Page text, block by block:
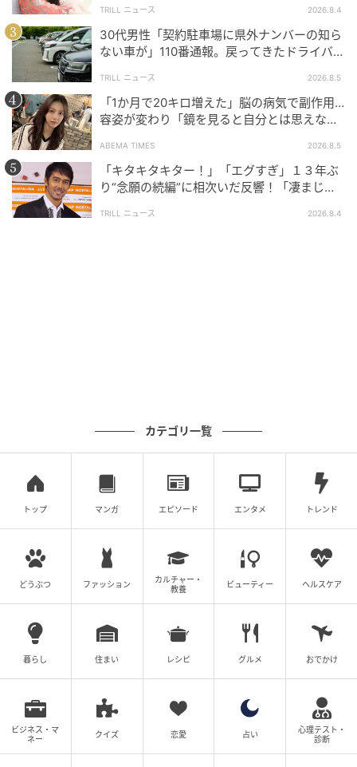
そして実は、やぎ座も冥王星も「コントロール」と深
い関わりを持つ星。そのためこの時期は、「すべてを
思い通りに進めたい」「失敗が怖くて現状維持にしが
みつきたい」という、心の奥の不安が刺激されやすく
もなります。しかし、その執着を「まぁ、いっか」と
手放せた瞬間から、外側の状況に振り回されない本当
の強さが育ち始めるのです。
◇仕事運を上げたい人は「世間体や過去の栄光」を手
放すこと
と、冥王星の「破壊と再生」のエネルギーによって、
それが通用しなくなるような出来事が起きるかもしれ
ません。
「昔はこれでうまくいったから」という執着は捨て
て、「今の自分なら、どんな新しいアプローチができ
るか？」と、仕事の進め方を根本からアップデートし
ていきましょう。
◇恋愛運を上げたい人は「これからの人生を共に歩
恋愛運を上げるカギも、やはり思い込みの手放しで
す。もし、今のパートナーと「年齢的にそろそろ」
TRILL ニュース 2026.8.4
30代男性「契約駐車場に県外ナンバーの知ら
ない車が」110番通報。戻ってきたドライバー
TRILL ニュース 2026.8.5
「1か月で20キロ増えた」脳の病気で副作用…
容姿が変わり「鏡を見ると自分とは思えなか
ABEMA TIMES 2026.8.5
「キタキタキター！」「エグすぎ」１３年ぶ
り“念願の続編”に相次いだ反響！「凄まじく
TRILL ニュース 2026.8.4
カテゴリ一覧
トップ マンガ エピソード エンタメ トレンド
どうぶつ ファッション
カルチャー・
教養
ビューティー ヘルスケア
暮らし 住まい レシピ グルメ おでかけ
ビジネス・マ
ネー
クイズ 恋愛 占い
心理テスト・
診断